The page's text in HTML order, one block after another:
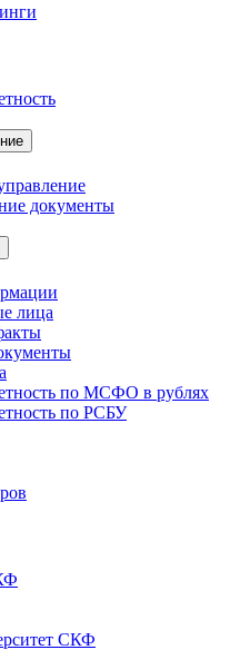
документы
лица
по МСФО в рублях
по РСБУ
СКФ